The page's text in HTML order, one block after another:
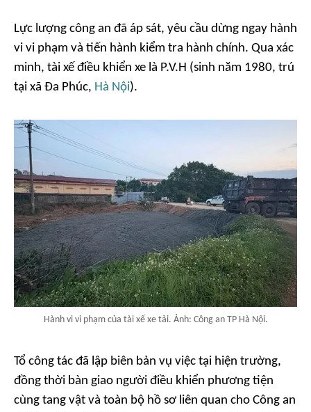
Lực lượng công an đã áp sát, yêu cầu dừng ngay hành
vi vi phạm và tiến hành kiểm tra hành chính. Qua xác
minh, tài xế điều khiển xe là P.V.H (sinh năm 1980, trú
tại xã Đa Phúc, Hà Nội).
Hành vi vi phạm của tài xế xe tải. Ảnh: Công an TP Hà Nội.
Tổ công tác đã lập biên bản vụ việc tại hiện trường,
đồng thời bàn giao người điều khiển phương tiện
cùng tang vật và toàn bộ hồ sơ liên quan cho Công an